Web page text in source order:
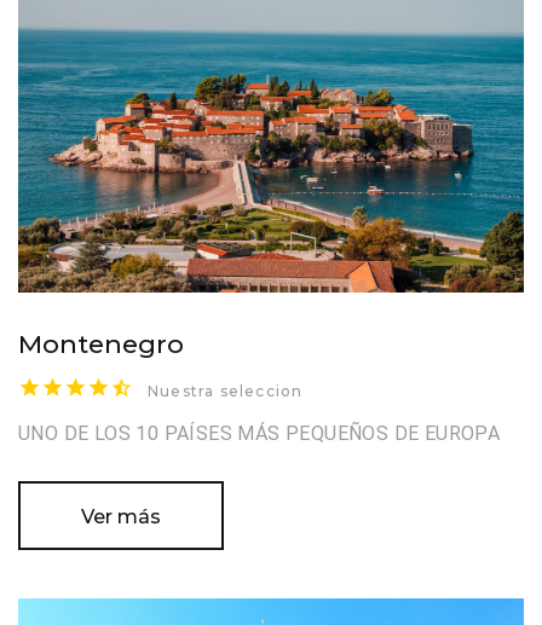
Montenegro
Nuestra seleccion
UNO DE LOS 10 PAÍSES MÁS PEQUEÑOS DE EUROPA
Ver más